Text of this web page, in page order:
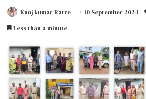
Kunj kumar Ratre 10 September 2024
Less than a minute